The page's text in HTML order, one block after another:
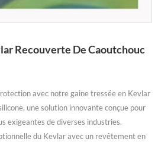
Recouverte De Caoutchouc
avec notre gaine tressée en Kevlar
une solution innovante conçue pour
exigeantes de diverses industries.
du Kevlar avec un revêtement en